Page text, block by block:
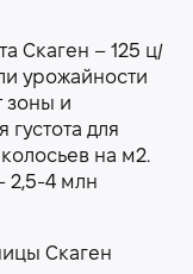
Скаген – 125 ц/
урожайности
зоны и
густота для
на м2.
2,5-4 млн
Скаген